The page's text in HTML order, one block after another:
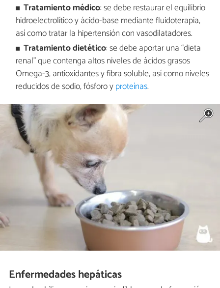
Tratamiento médico: se debe restaurar el equilibrio
hidroelectrolítico y ácido-base mediante fluidoterapia,
así como tratar la hipertensión con vasodilatadores.
Tratamiento dietético: se debe aportar una “dieta
renal” que contenga altos niveles de ácidos grasos
Omega-3, antioxidantes y fibra soluble, así como niveles
reducidos de sodio, fósforo yproteínas.
Enfermedades hepáticas